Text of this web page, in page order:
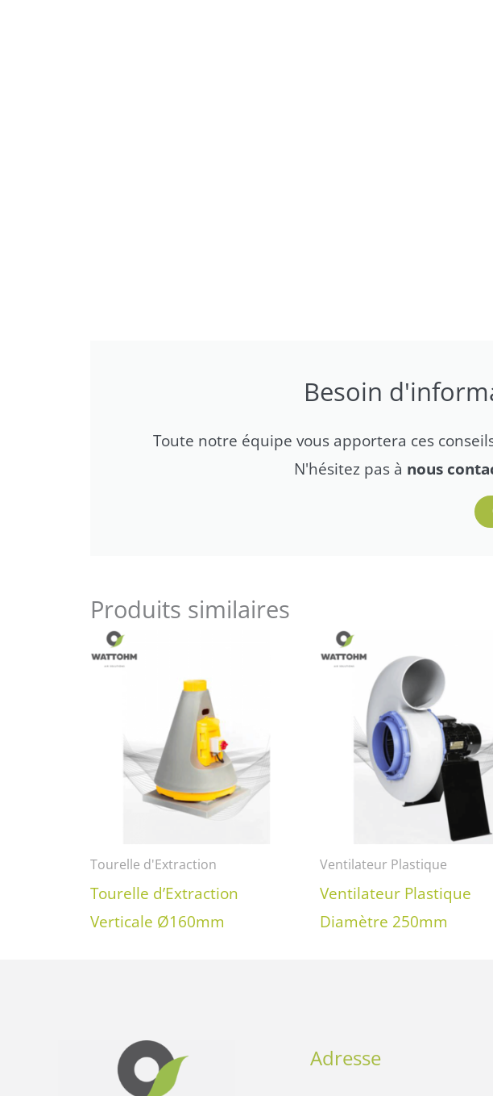
Besoin
Toute notre équipe vous apportera ces
N'hésitez pas à nous
Produits similaires
Tourelle d'Extraction
Tourelle d’Extraction
Verticale Ø160mm
Ventilateur Plastique
Ventilateur Plastique
Diamètre 250mm
Adresse